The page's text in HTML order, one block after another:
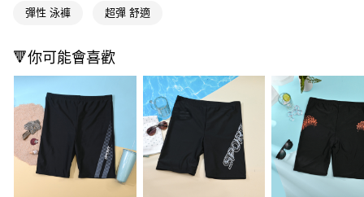
【「AFTEE先享後付」結帳流程】
結帳頁面，進行簡訊認證並確認金額後，即可完成結帳。
２．訂單成立數日內，您將收到繳費通知簡訊。
３．收到繳費通知簡訊後14天內，點擊此簡訊中的連結，可透過四大超商／
ATM／網路銀行／等多元方式進行付款，方視為交易完成。
※ 請注意：結帳手續完成當下不需立刻繳費，但若您需要取消訂單，請聯絡
購買商品的店家。未經商家同意取消之訂單仍視為有效，需透過AFTEE先享
後付繳納相關費用。
※ 交易是否成功請以「AFTEE先享後付 」之結帳頁面顯示為準，若有關於
是否繳費成功／繳費後需取消欲退款等相關疑問，請聯繫「AFTEE先享後付
客戶支援中心」https://netprotections.freshdesk.com/support/home
宅配(離島廠商直送🚚)
彈性 泳褲 超彈 舒適
🔻你可能會喜歡